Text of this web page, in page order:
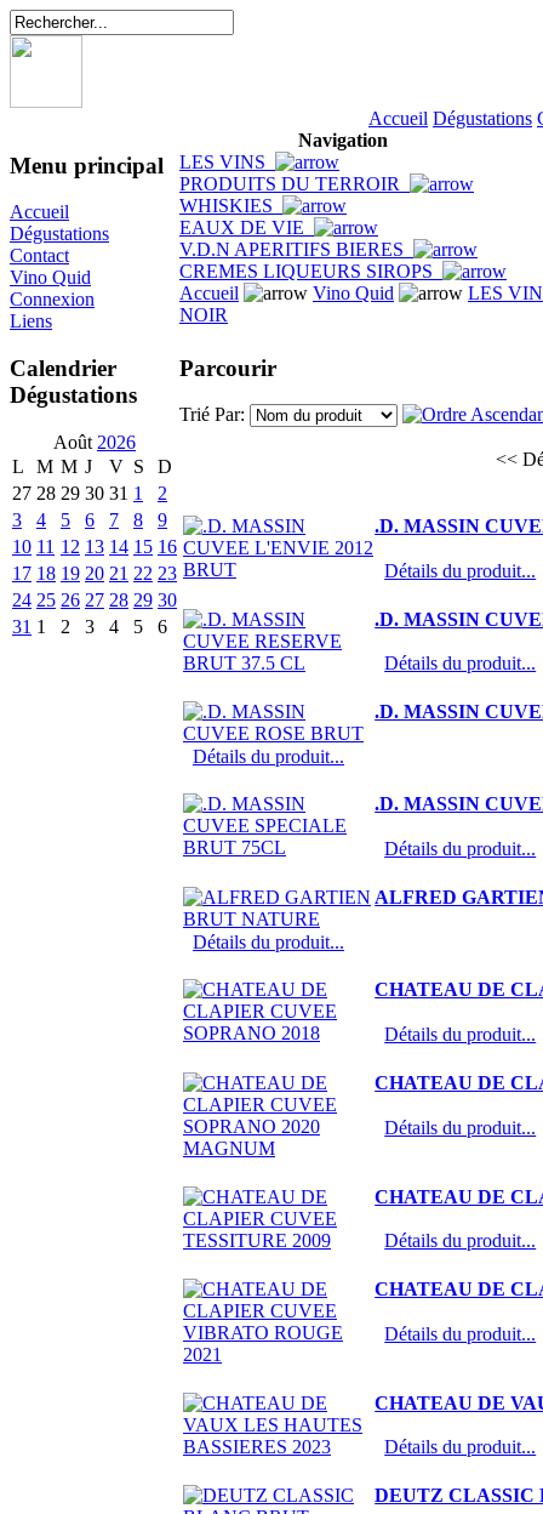
Accueil Dégustations
Menu principal
Accueil
Dégustations
Contact
Vino Quid
Connexion
Liens
Calendrier
Dégustations
Août 2026
L
M M J V S
D
27 28 29 30 31 1
2
3
4 5 6 7 8
9
10 11 12 13 14 15 16
17 18 19 20 21 22 23
24 25 26 27 28 29 30
31 1 2 3 4 5 6
Navigation
LES VINS
PRODUITS DU TERROIR
WHISKIES
EAUX DE VIE
V.D.N APERITIFS BIERES
CREMES LIQUEURS SIROPS
Accueil
Vino Quid
LES
NOIR
Parcourir
Trié Par:
<<
.D. MASSIN
Détails du produit...
.D. MASSIN
Détails du produit...
.D. MASSIN
Détails du produit...
.D. MASSIN
Détails du produit...
ALFRED
Détails du produit...
CHATEAU DE
Détails du produit...
CHATEAU DE
Détails du produit...
CHATEAU DE
Détails du produit...
CHATEAU DE
Détails du produit...
CHATEAU DE
Détails du produit...
DEUTZ CLASSIC